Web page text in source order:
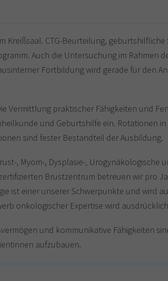
CTG-Beurteilung,
Auch die Untersuchung im Rahmen
Fortbildung wird gerade für den
Vermittlung praktischer Fähigkeiten und
und Geburtshilfe ein. Rotationen
sind fester Bestandteil der Ausbildung.
, Myom-, Dysplasie-, Urogynäkologische
Brustzentrum betreuen wir pro
ist einer unserer Schwerpunkte und wird
onkologischer Expertise wird
und kommunikative Fähigkeiten
aufzubauen.